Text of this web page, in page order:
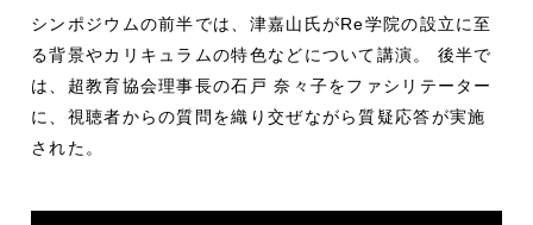
シンポジウムの前半では、津嘉山氏がRe学院の設立に至
る背景やカリキュラムの特色などについて講演。 後半で
は、超教育協会理事長の石戸 奈々子をファシリテーター
に、視聴者からの質問を織り交ぜながら質疑応答が実施
された。